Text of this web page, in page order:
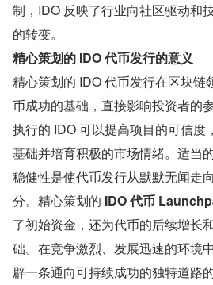
制，IDO 反映了行业向社区驱动和
的转变。
精心策划的 IDO 代币发行的意义
精心策划的 IDO 代币发行在区块链
币成功的基础，直接影响投资者的
执行的 IDO 可以提高项目的可信度
基础并培育积极的市场情绪。适当
稳健性是使代币发行从默默无闻走
分。精心策划的 IDO 代币
了初始资金，还为代币的后续增长
础。在竞争激烈、发展迅速的环境
辟一条通向可持续成功的独特道路的